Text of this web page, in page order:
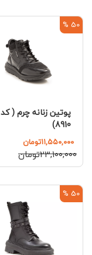
50 %
پوتین زنانه چرم ( کد
8910)
۱۱,۵۵۰,۰۰۰تومان
۲۳,۱۰۰,۰۰۰تومان
50 %